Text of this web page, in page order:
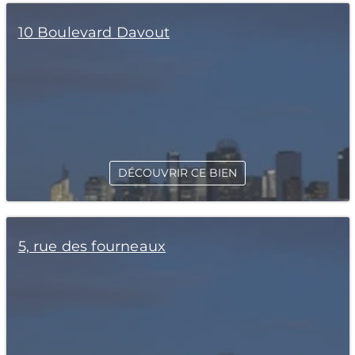
10 Boulevard Davout
DÉCOUVRIR CE BIEN
5, rue des fourneaux